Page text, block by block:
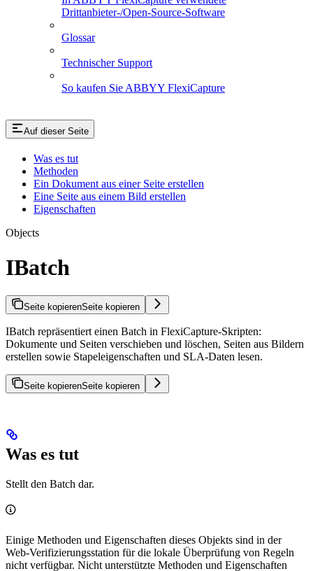
Drittanbieter-/Open-Source-Software
Glossar
Technischer Support
So kaufen Sie ABBYY FlexiCapture
Auf dieser Seite
Was es tut
Methoden
Ein Dokument aus einer Seite erstellen
Eine Seite aus einem Bild erstellen
Eigenschaften
Objects
IBatch
Seite kopierenSeite kopieren
IBatch repräsentiert einen Batch in FlexiCapture-Skripten:
Dokumente und Seiten verschieben und löschen, Seiten aus Bildern
erstellen sowie Stapeleigenschaften und SLA-Daten lesen.
Seite kopierenSeite kopieren
Was es tut
Stellt den Batch dar.
Einige Methoden und Eigenschaften dieses Objekts sind in der
Web-Verifizierungsstation für die lokale Überprüfung von Regeln
nicht verfügbar. Nicht unterstützte Methoden und Eigenschaften